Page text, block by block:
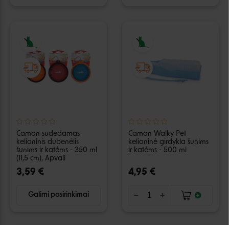
Camon sudedamas
kelioninis dubenėlis
šunims ir katėms - 350 ml
(11,5 cm), Apvali
3,59 €
Galimi pasirinkimai
Camon Walky Pet
kelioninė girdykla šunims
ir katėms - 500 ml
4,95 €